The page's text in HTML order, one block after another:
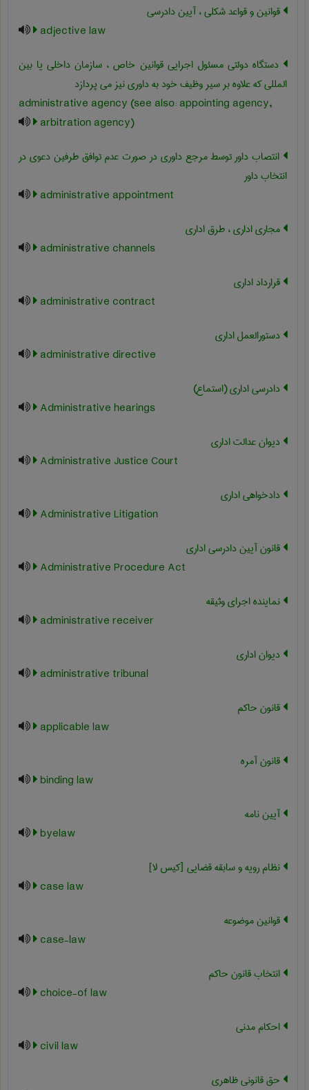
قوانین و قواعد شکلی ، آیین دادرسی
adjective law
دستگاه دولتی مسئول اجرایی قوانین خاص ، سازمان داخلی یا بین
المللی که علاوه بر سیر وظیف خود به داوری نیز می پردازد
administrative agency (see also: appointing agency,
arbitration agency)
انتصاب داور توسط مرجع داوری در صورت عدم توافق طرفین دعوی در
انتخاب داور
administrative appointment
مجاری اداری ، طرق اداری
administrative channels
قرارداد اداری
administrative contract
دستورالعمل اداری
administrative directive
دادرسی اداری (استماع)
Administrative hearings
دیوان عدالت اداری
Administrative Justice Court
دادخواهی اداری
Administrative Litigation
قانون آیین دادرسی اداری
Administrative Procedure Act
نماینده اجرای وثیقه
administrative receiver
دیوان اداری
administrative tribunal
قانون حاکم
applicable law
قانون آمره
binding law
آیین نامه
byelaw
نظام رویه و سابقه قضایی [کیس لا]
case law
قوانین موضوعه
case-law
انتخاب قانون حاکم
choice-of law
احکام مدنی
civil law
حق قانونی ظاهری